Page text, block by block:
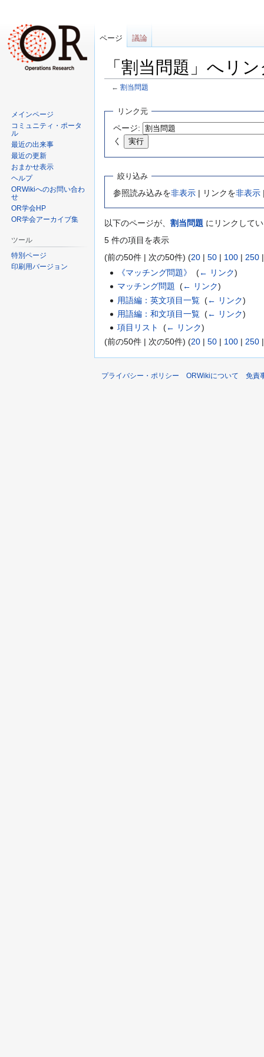
「割当問題」へリ
← 割当問題
シ
移
動
動
リンク元
ページ:
く
絞り込み
参照読み込みを非表示 | リンクを非表示
以下のページが、 割当問題 にリンクして
5 件の項目を表示
(前の50件 | 次の50件) (20 | 50 | 100 | 250
《マッチング問題》
‎(← リンク)
マッチング問題 ‎(← リンク)
用語編：英文項目一覧 ‎(← リンク)
用語編：和文項目一覧 ‎(← リンク)
項目リスト
‎(← リンク)
(前の50件 | 次の50件) (20 | 50 | 100 | 250
ページ 議論
メインページ
コミュニティ・ポータ
ル
最近の出来事
最近の更新
おまかせ表示
ヘルプ
ORWikiへのお問い合わ
せ
OR学会HP
OR学会アーカイブ集
ツール
特別ページ
印刷用バージョン
プライバシー・ポリシー ORWikiについて 免責